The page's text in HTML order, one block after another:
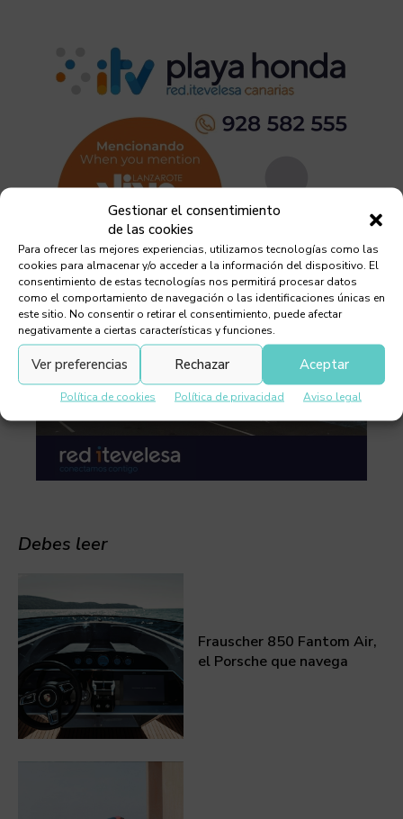
Gestionar el consentimiento
de las cookies
Para ofrecer las mejores experiencias, utilizamos tecnologías como las
cookies para almacenar y/o acceder a la información del dispositivo. El
consentimiento de estas tecnologías nos permitirá procesar datos
como el comportamiento de navegación o las identificaciones únicas en
este sitio. No consentir o retirar el consentimiento, puede afectar
negativamente a ciertas características y funciones.
Aceptar
Rechazar
Ver preferencias
Política de cookies Política de privacidad Aviso legal
Debes leer
Frauscher 850 Fantom Air,
el Porsche que navega